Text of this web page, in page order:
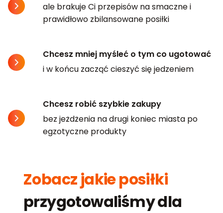
ale brakuje Ci przepisów na smaczne i
prawidłowo zbilansowane posiłki
Chcesz mniej myśleć o tym co ugotować
i w końcu zacząć cieszyć się jedzeniem
Chcesz robić szybkie zakupy
bez jeżdżenia na drugi koniec miasta po
egzotyczne produkty
Zobacz jakie posiłki
przygotowaliśmy dla